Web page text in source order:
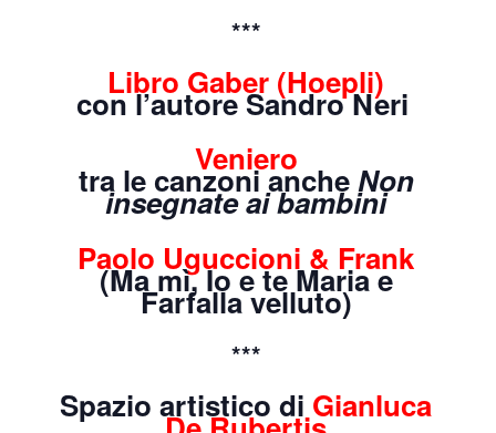
***
Libro Gaber (Hoepli)
con l’autoreSandro Neri
Veniero
tra le canzoni ancheNon
insegnate ai bambini
Paolo Uguccioni & Frank
(Ma mì, Io e te Maria e
Farfalla velluto)
***
Spazio artistico di Gianluca